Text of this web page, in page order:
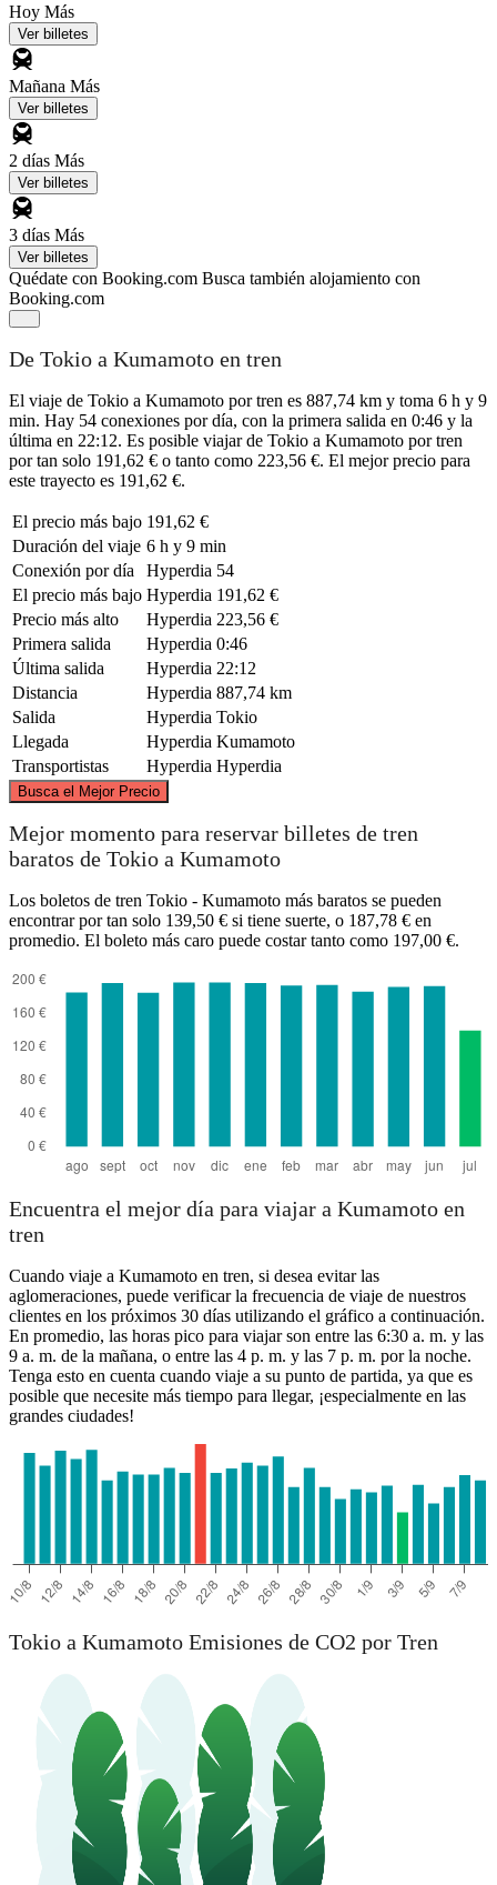
Hoy Más
Ver billetes
Mañana Más
Ver billetes
2 días Más
Ver billetes
3 días Más
Ver billetes
Quédate con Booking.com Busca también alojamiento con
Booking.com
De Tokio a Kumamoto en tren
El viaje de Tokio a Kumamoto por tren es 887,74 km y toma 6 h y 9
min. Hay 54 conexiones por día, con la primera salida en 0:46 y la
última en 22:12. Es posible viajar de Tokio a Kumamoto por tren
por tan solo 191,62 € o tanto como 223,56 €. El mejor precio para
este trayecto es 191,62 €.
El precio más bajo 191,62 €
Duración del viaje 6 h y 9 min
Conexión por día
Hyperdia 54
El precio más bajo Hyperdia 191,62 €
Precio más alto
Hyperdia 223,56 €
Primera salida
Hyperdia 0:46
Última salida
Hyperdia 22:12
Distancia
Hyperdia 887,74 km
Salida
Hyperdia Tokio
Llegada
Hyperdia Kumamoto
Transportistas
Hyperdia Hyperdia
Busca el Mejor Precio
©CARTO
Mejor momento para reservar billetes de tren
baratos de Tokio a Kumamoto
Los boletos de tren Tokio - Kumamoto más baratos se pueden
encontrar por tan solo 139,50 € si tiene suerte, o 187,78 € en
promedio. El boleto más caro puede costar tanto como 197,00 €.
Encuentra el mejor día para viajar a Kumamoto en
tren
Cuando viaje a Kumamoto en tren, si desea evitar las
aglomeraciones, puede verificar la frecuencia de viaje de nuestros
clientes en los próximos 30 días utilizando el gráfico a continuación.
En promedio, las horas pico para viajar son entre las 6:30 a. m. y las
9 a. m. de la mañana, o entre las 4 p. m. y las 7 p. m. por la noche.
Tenga esto en cuenta cuando viaje a su punto de partida, ya que es
posible que necesite más tiempo para llegar, ¡especialmente en las
grandes ciudades!
Tokio a Kumamoto Emisiones de CO2 por Tren